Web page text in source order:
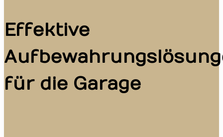
Effektive
für die Garage